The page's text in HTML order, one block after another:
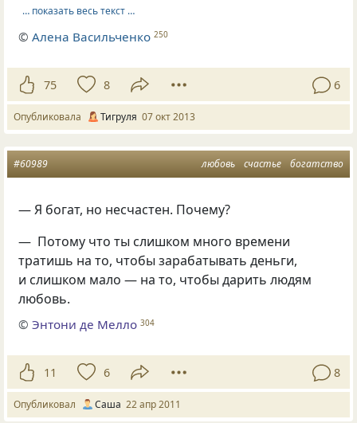
… показать весь текст …
©Алена Васильченко 250
75 8 6
Опубликовала Тигруля 07 окт 2013
любовь счастье богатство
#60989
— Я богат, но несчастен. Почему?
— Потому что ты слишком много времени
тратишь на то, чтобы зарабатывать деньги,
и слишком мало — на то, чтобы дарить людям
любовь.
©Энтони де Мелло 304
11 6 8
Опубликовал Саша 22 апр 2011